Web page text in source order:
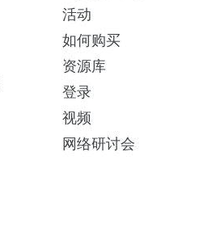
Authority - 远程管理诊断
Ping、PPP、扩展 Telnet
反向 SSH
终端服务器
利
借助
公司
活动
如何购买
资源库
登录
视频
网络研讨会